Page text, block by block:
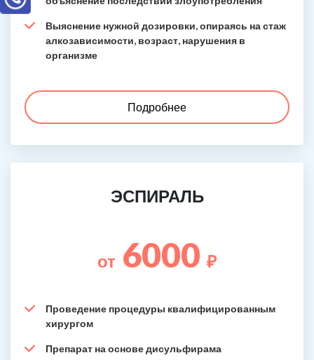
Выяснение нужной дозировки, опираясь на стаж
алкозависимости, возраст, нарушения в
организме
Подробнее
ЭСПИРАЛЬ
от 6000 ₽
Проведение процедуры квалифицированным
хирургом
Препарат на основе дисульфирама